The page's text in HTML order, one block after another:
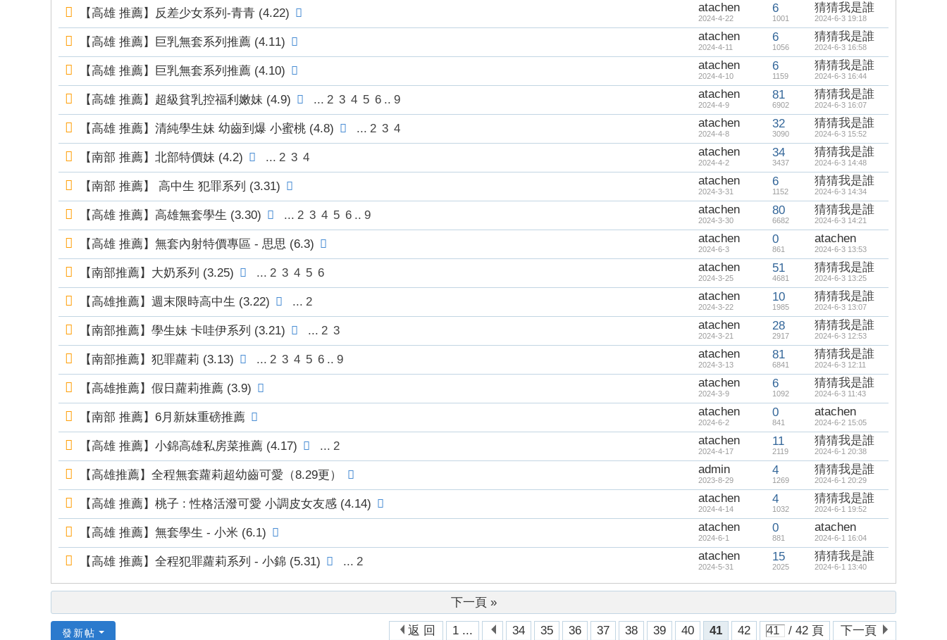
錦
純
v8
G
88
【高雄 推薦】反差少女系列-青青 (4.22) atachen
2024-4-22
6
1001
猜猜我是誰
2024-6-3 19:18
【高雄 推薦】巨乳無套系列推薦 (4.11) atachen
2024-4-11
6
1056
猜猜我是誰
2024-6-3 16:58
【高雄 推薦】巨乳無套系列推薦 (4.10) atachen
2024-4-10
6
1159
猜猜我是誰
2024-6-3 16:44
【高雄 推薦】超級貧乳控福利嫩妹 (4.9) ... 2 3 4 5 6 .. 9 atachen
2024-4-9
81
6902
猜猜我是誰
2024-6-3 16:07
【高雄 推薦】清純學生妹 幼齒到爆 小蜜桃 (4.8) ... 2 3 4 atachen
2024-4-8
32
3090
猜猜我是誰
2024-6-3 15:52
【南部 推薦】北部特價妹 (4.2) ... 2 3 4 atachen
2024-4-2
34
3437
猜猜我是誰
2024-6-3 14:48
【南部 推薦】 高中生 犯罪系列 (3.31) atachen
2024-3-31
6
1152
猜猜我是誰
2024-6-3 14:34
【高雄 推薦】高雄無套學生 (3.30) ... 2 3 4 5 6 .. 9 atachen
2024-3-30
80
6682
猜猜我是誰
2024-6-3 14:21
【高雄 推薦】無套內射特價專區 - 思思 (6.3) atachen
2024-6-3
0
861
atachen
2024-6-3 13:53
【南部推薦】大奶系列 (3.25) ... 2 3 4 5 6 atachen
2024-3-25
51
4681
猜猜我是誰
2024-6-3 13:25
【高雄推薦】週末限時高中生 (3.22) ... 2 atachen
2024-3-22
10
1985
猜猜我是誰
2024-6-3 13:07
【南部推薦】學生妹 卡哇伊系列 (3.21) ... 2 3 atachen
2024-3-21
28
2917
猜猜我是誰
2024-6-3 12:53
【南部推薦】犯罪蘿莉 (3.13) ... 2 3 4 5 6 .. 9 atachen
2024-3-13
81
6841
猜猜我是誰
2024-6-3 12:11
【高雄推薦】假日蘿莉推薦 (3.9) atachen
2024-3-9
6
1092
猜猜我是誰
2024-6-3 11:43
【南部 推薦】6月新妹重磅推薦 atachen
2024-6-2
0
841
atachen
2024-6-2 15:05
【高雄 推薦】小錦高雄私房菜推薦 (4.17) ... 2 atachen
2024-4-17
11
2119
猜猜我是誰
2024-6-1 20:38
【高雄推薦】全程無套蘿莉超幼齒可愛（8.29更） admin
2023-8-29
4
1269
猜猜我是誰
2024-6-1 20:29
【高雄 推薦】桃子 : 性格活潑可愛 小調皮女友感 (4.14) atachen
2024-4-14
4
1032
猜猜我是誰
2024-6-1 19:52
【高雄 推薦】無套學生 - 小米 (6.1) atachen
2024-6-1
0
881
atachen
2024-6-1 16:04
【高雄 推薦】全程犯罪蘿莉系列 - 小錦 (5.31) ... 2 atachen
2024-5-31
15
2025
猜猜我是誰
2024-6-1 13:40
下一頁 »
1 ... 34 35 36 37 38 39 40 41 42 / 42 頁 下一頁
返 回
發新帖